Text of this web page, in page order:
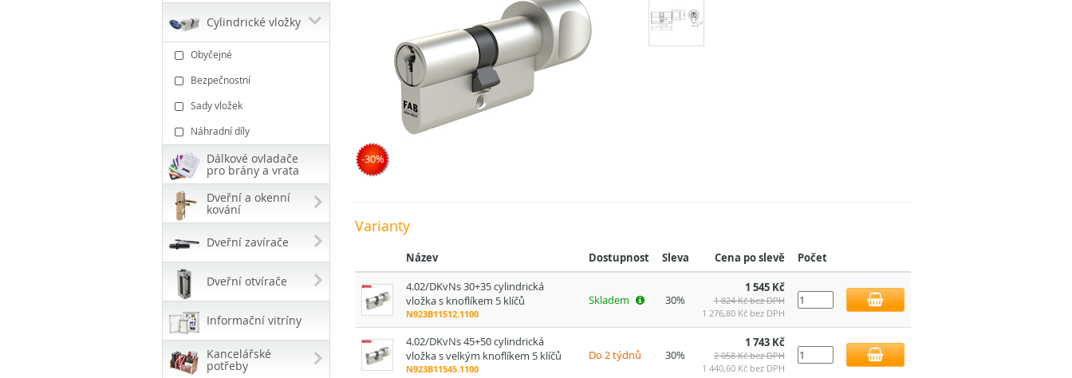
Cylindrické vložky
Obyčejné
Bezpečnostní
Sady vložek
Náhradní díly
Dálkové ovladače
pro brány a vrata
Dveřní a okenní
kování
Dveřní zavírače
Dveřní otvírače
Informační vitríny
Kancelářské
potřeby
-30%
Varianty
Název Dostupnost Sleva Cena po slevě
Počet
4.02/DKvNs 30+35 cylindrická
vložka s knoflíkem 5 klíčů
N923B11512.1100
Skladem 30%
1 545 Kč
1 824 Kč bez DPH
1 276,80 Kč bez DPH
4.02/DKvNs 45+50 cylindrická
vložka s velkým knoflíkem 5 klíčů
N923B11545.1100
Do 2 týdnů 30%
1 743 Kč
2 058 Kč bez DPH
1 440,60 Kč bez DPH